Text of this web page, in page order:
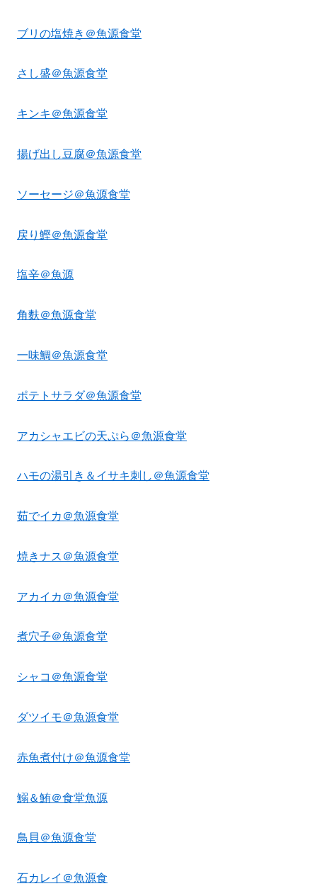
ブリの塩焼き＠魚源食堂
さし盛＠魚源食堂
キンキ＠魚源食堂
揚げ出し豆腐＠魚源食堂
ソーセージ＠魚源食堂
戻り鰹＠魚源食堂
塩辛＠魚源
角麩＠魚源食堂
一味鯛＠魚源食堂
ポテトサラダ＠魚源食堂
アカシャエビの天ぷら＠魚源食堂
ハモの湯引き＆イサキ刺し＠魚源食堂
茹でイカ＠魚源食堂
焼きナス＠魚源食堂
アカイカ＠魚源食堂
煮穴子＠魚源食堂
シャコ＠魚源食堂
ダツイモ＠魚源食堂
赤魚煮付け＠魚源食堂
鰯＆鮪＠食堂魚源
鳥貝＠魚源食堂
石カレイ＠魚源食